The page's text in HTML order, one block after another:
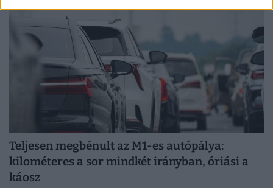
Teljesen megbénult az M1-es autópálya:
kilométeres a sor mindkét irányban, óriási a
káosz